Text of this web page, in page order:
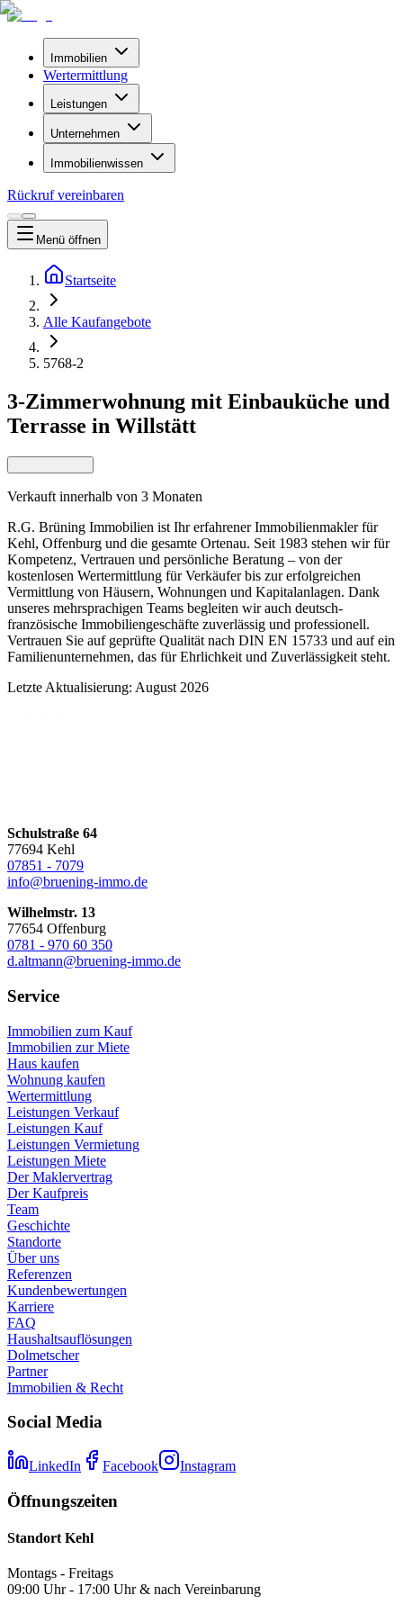
Immobilien
Wertermittlung
Leistungen
Unternehmen
Immobilienwissen
Rückruf vereinbaren
Menü öffnen
Startseite
Alle Kaufangebote
5768-2
3-Zimmerwohnung mit Einbauküche und
Terrasse in Willstätt
Verkauft innerhalb von 3 Monaten
R.G. Brüning Immobilien ist Ihr erfahrener Immobilienmakler für
Kehl, Offenburg und die gesamte Ortenau. Seit 1983 stehen wir für
Kompetenz, Vertrauen und persönliche Beratung – von der
kostenlosen Wertermittlung für Verkäufer bis zur erfolgreichen
Vermittlung von Häusern, Wohnungen und Kapitalanlagen. Dank
unseres mehrsprachigen Teams begleiten wir auch deutsch-
französische Immobiliengeschäfte zuverlässig und professionell.
Vertrauen Sie auf geprüfte Qualität nach DIN EN 15733 und auf ein
Familienunternehmen, das für Ehrlichkeit und Zuverlässigkeit steht.
Letzte Aktualisierung: August 2026
Schulstraße 64
77694 Kehl
07851 - 7079
info@bruening-immo.de
Wilhelmstr. 13
77654 Offenburg
0781 - 970 60 350
d.altmann@bruening-immo.de
Service
Immobilien zum Kauf
Immobilien zur Miete
Haus kaufen
Wohnung kaufen
Wertermittlung
Leistungen Verkauf
Leistungen Kauf
Leistungen Vermietung
Leistungen Miete
Der Maklervertrag
Der Kaufpreis
Team
Geschichte
Standorte
Über uns
Referenzen
Kundenbewertungen
Karriere
FAQ
Haushaltsauflösungen
Dolmetscher
Partner
Immobilien & Recht
Social Media
LinkedIn Facebook Instagram
Öffnungszeiten
Standort Kehl
Montags - Freitags
09:00 Uhr - 17:00 Uhr & nach Vereinbarung